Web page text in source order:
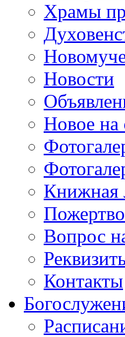
Храмы
Новости
Новое на
Книжная
Вопрос
Контакты